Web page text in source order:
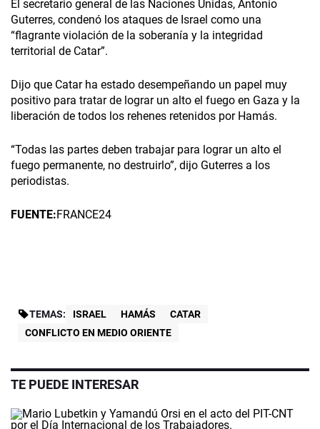
El secretario general de las Naciones Unidas, Antonio
Guterres, condenó los ataques de Israel como una
“flagrante violación de la soberanía y la integridad
territorial de Catar”.
Dijo que Catar ha estado desempeñando un papel muy
positivo para tratar de lograr un alto el fuego en Gaza y la
liberación de todos los rehenes retenidos por Hamás.
“Todas las partes deben trabajar para lograr un alto el
fuego permanente, no destruirlo”, dijo Guterres a los
periodistas.
FUENTE:FRANCE24
TEMAS: ISRAEL HAMÁS
CATAR
CONFLICTO EN MEDIO ORIENTE
TE PUEDE INTERESAR